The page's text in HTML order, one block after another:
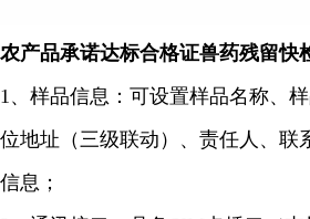
农产品承诺达标合格证兽药残留快
1、样品信息：可设置样品名称、
位地址（三级联动）、责任人、联
信息；